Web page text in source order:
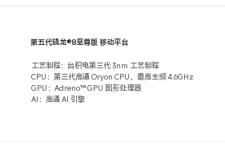
工艺制程：台积电第三代 3nm 工艺制程
CPU：第三代高通 Oryon CPU，最高主频 4.6GHz
GPU：Adreno™ GPU 图形处理器
AI：高通 AI 引擎
第五代骁龙®8至尊版 移动平台